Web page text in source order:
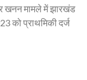
खनन मामले में झारखंड
को प्राथमिकी दर्ज